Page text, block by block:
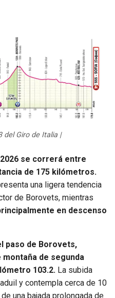
del Giro de Italia |
se correrá entre
de 175 kilómetros.
una ligera tendencia
de Borovets, mientras
en descenso
paso de Borovets,
de segunda
103.2. La subida
y contempla cerca de 10
una bajada prolongada de